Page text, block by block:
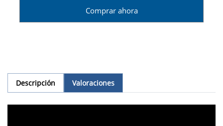
Comprar ahora
Descripción Valoraciones